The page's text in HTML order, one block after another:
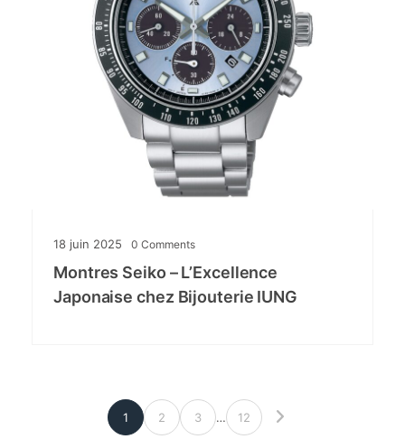
18 juin 2025 0 Comments
Montres Seiko – L’Excellence
Japonaise chez Bijouterie IUNG
1 2 3 … 12